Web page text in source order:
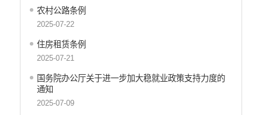
疫情防控
养老服务
社会救助信息
重大决策预公开
生态环境
农村公路条例
2025-07-22
住房租赁条例
2025-07-21
国务院办公厅关于进一步加大稳就业政策支持力度的
通知
2025-07-09